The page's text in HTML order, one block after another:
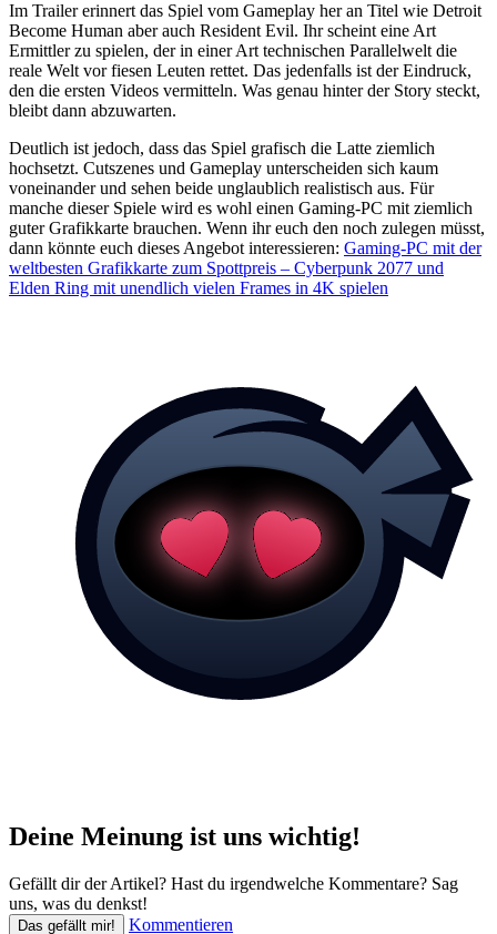
Im Trailer erinnert das Spiel vom Gameplay her an Titel wie Detroit
Become Human aber auch Resident Evil. Ihr scheint eine Art
Ermittler zu spielen, der in einer Art technischen Parallelwelt die
reale Welt vor fiesen Leuten rettet. Das jedenfalls ist der Eindruck,
den die ersten Videos vermitteln. Was genau hinter der Story steckt,
bleibt dann abzuwarten.
Deutlich ist jedoch, dass das Spiel grafisch die Latte ziemlich
hochsetzt. Cutszenes und Gameplay unterscheiden sich kaum
voneinander und sehen beide unglaublich realistisch aus. Für
manche dieser Spiele wird es wohl einen Gaming-PC mit ziemlich
guter Grafikkarte brauchen. Wenn ihr euch den noch zulegen müsst,
dann könnte euch dieses Angebot interessieren: Gaming-PC mit der
weltbesten Grafikkarte zum Spottpreis – Cyberpunk 2077 und
Elden Ring mit unendlich vielen Frames in 4K spielen
Deine Meinung ist uns wichtig!
Gefällt dir der Artikel? Hast du irgendwelche Kommentare? Sag
uns, was du denkst!
Das gefällt mir! Kommentieren